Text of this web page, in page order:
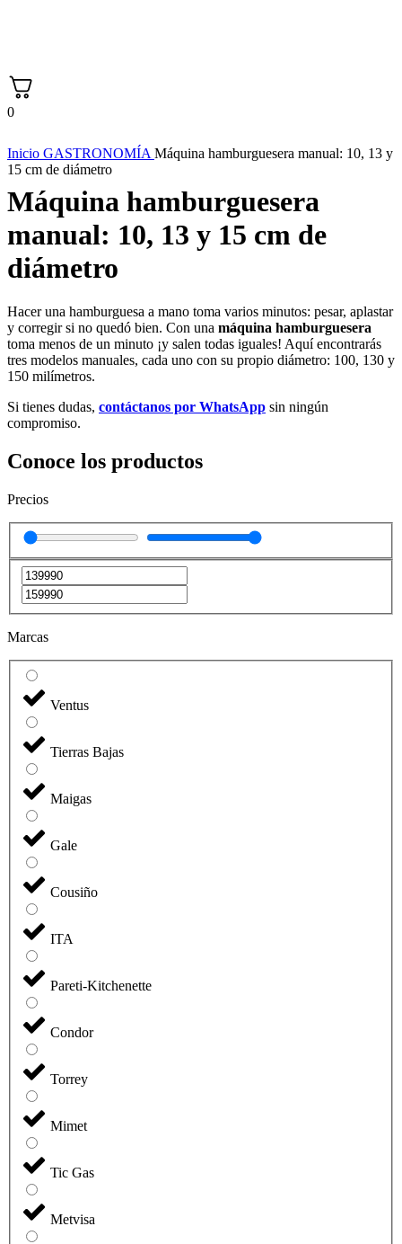
0
Inicio GASTRONOMÍA Máquina hamburguesera manual: 10, 13 y
15 cm de diámetro
Máquina hamburguesera
manual: 10, 13 y 15 cm de
diámetro
Hacer una hamburguesa a mano toma varios minutos: pesar, aplastar
y corregir si no quedó bien. Con una máquina hamburguesera
toma menos de un minuto ¡y salen todas iguales! Aquí encontrarás
tres modelos manuales, cada uno con su propio diámetro: 100, 130 y
150 milímetros.
Si tienes dudas, contáctanos por WhatsApp sin ningún
compromiso.
Conoce los productos
Precios
Marcas
Ventus
Tierras Bajas
Maigas
Gale
Cousiño
ITA
Pareti-Kitchenette
Condor
Torrey
Mimet
Tic Gas
Metvisa